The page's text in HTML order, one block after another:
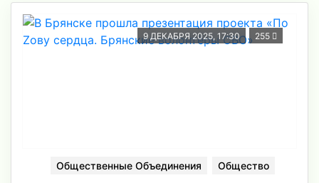
9 ДЕКАБРЯ 2025, 17:30 255
Общественные Объединения Общество